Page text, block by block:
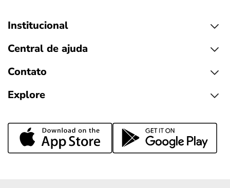
Institucional
Central de ajuda
Contato
Explore